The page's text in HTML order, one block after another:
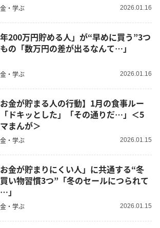
・学ぶ 2026.01.16
年200万円貯める人」が“早めに買う”3つ
の「数万円の差が出るなんて…」
・学ぶ 2026.01.16
お金が貯まる人の行動】1月の食事ルー
ドキッとした」「その通りだ…」＜5
まんが＞
・学ぶ 2026.01.15
お金が貯まりにくい人」に共通する“冬
い物習慣3つ”「冬のセールにつられて
」
・学ぶ 2026.01.15